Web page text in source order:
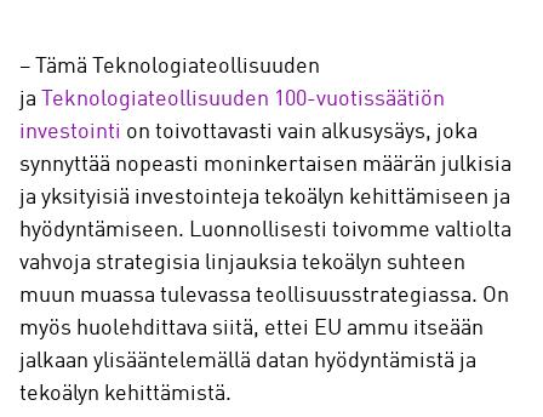
– Tämä Teknologiateollisuuden
ja
Teknologiateollisuuden 100-vuotissäätiön
investointi on toivottavasti vain alkusysäys, joka
synnyttää nopeasti moninkertaisen määrän julkisia
ja yksityisiä investointeja tekoälyn kehittämiseen ja
hyödyntämiseen. Luonnollisesti toivomme valtiolta
vahvoja strategisia linjauksia tekoälyn suhteen
muun muassa tulevassa teollisuusstrategiassa. On
myös huolehdittava siitä, ettei EU ammu itseään
jalkaan ylisääntelemällä datan hyödyntämistä ja
tekoälyn kehittämistä.